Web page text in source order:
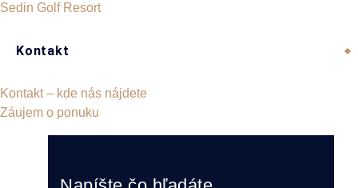
Sedin Golf Resort
Kontakt
Kontakt – kde nás nájdete
Záujem o ponuku